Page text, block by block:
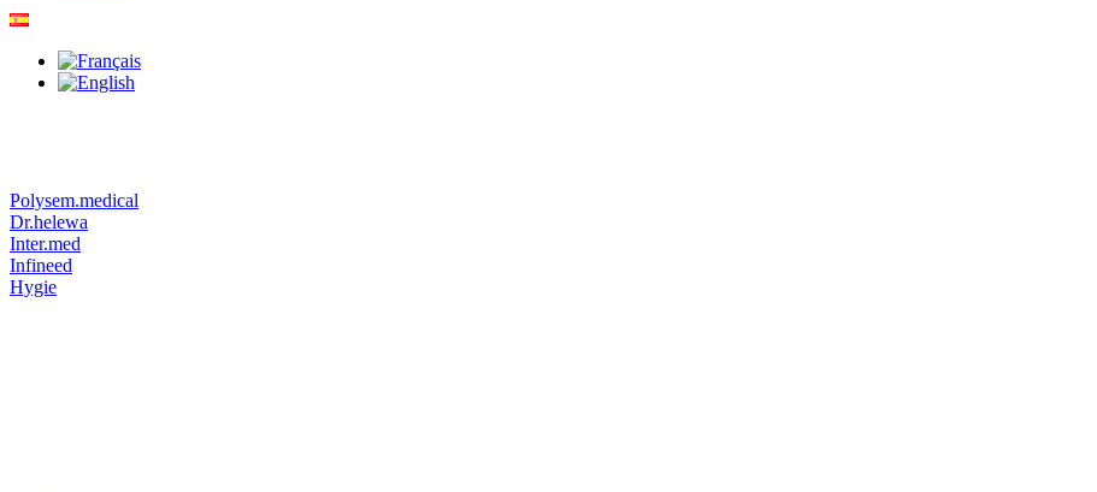
Polysem.medical
Dr.helewa
Inter.med
Infineed
Hygie